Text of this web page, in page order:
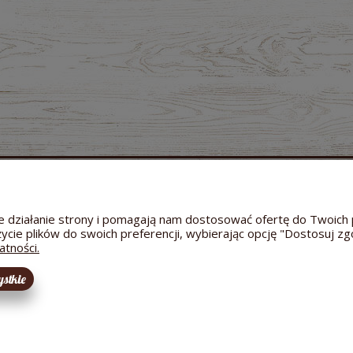
Przechowalnia
Reklamacja towaru
Bezpieczeństwo dostawy
działanie strony i pomagają nam dostosować ofertę do
plików do swoich preferencji, wybierając opcję "Dostosuj